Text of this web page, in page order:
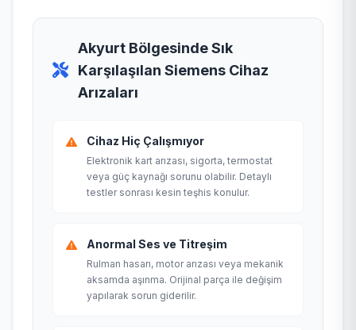
Akyurt Bölgesinde Sık
Karşılaşılan Siemens Cihaz
Arızaları
Cihaz Hiç Çalışmıyor
Elektronik kart arızası, sigorta, termostat
veya güç kaynağı sorunu olabilir. Detaylı
testler sonrası kesin teşhis konulur.
Anormal Ses ve Titreşim
Rulman hasarı, motor arızası veya mekanik
aksamda aşınma. Orijinal parça ile değişim
yapılarak sorun giderilir.